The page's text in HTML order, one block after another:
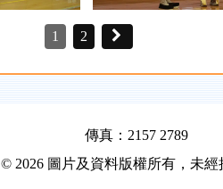
1 2
傳真：2157 2789
© 2026 圖片及資料版權所有，未經